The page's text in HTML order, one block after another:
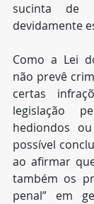
sucinta de
devidamente
Como a Lei
não prevê
certas
legislação
hediondos
possível
ao afirmar
também os
penal” em